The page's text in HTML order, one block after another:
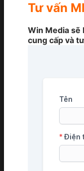
Tư vấn
Win Media sẽ
cung cấp và